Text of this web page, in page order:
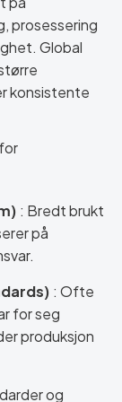
prosessering
Global
konsistente
: Bredt brukt
på
: Ofte
for seg
produksjon
og